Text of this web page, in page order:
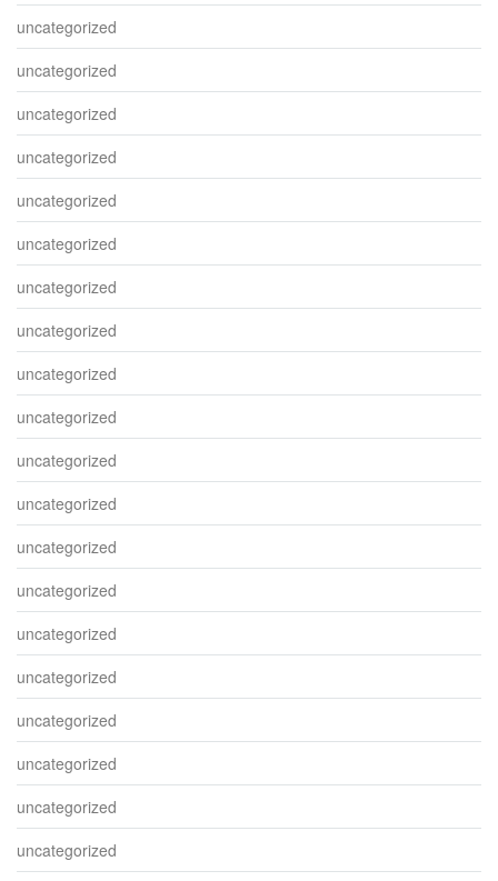
uncategorized
uncategorized
uncategorized
uncategorized
uncategorized
uncategorized
uncategorized
uncategorized
uncategorized
uncategorized
uncategorized
uncategorized
uncategorized
uncategorized
uncategorized
uncategorized
uncategorized
uncategorized
uncategorized
uncategorized